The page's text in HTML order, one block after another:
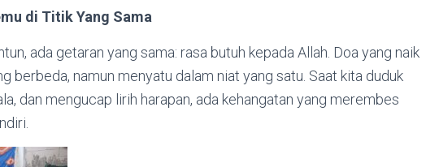
di Titik Yang Sama
ada getaran yang sama: rasa butuh kepada Allah. Doa yang naik
berbeda, namun menyatu dalam niat yang satu. Saat kita duduk
dan mengucap lirih harapan, ada kehangatan yang merembes